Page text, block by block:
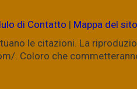
di Contatto | Mappa del sito
le citazioni. La
. Coloro che